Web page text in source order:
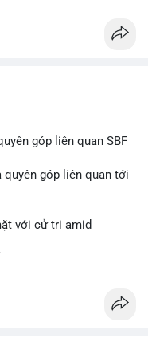
và hạ tầng.
góp liên quan SBF
quyên góp liên quan tới
với cử tri amid
ngay lập tức.